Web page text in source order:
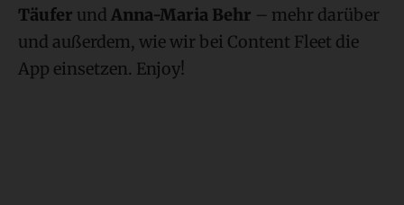
Täufer und Anna-Maria Behr – mehr darüber
und außerdem, wie wir bei Content Fleet die
App einsetzen. Enjoy!